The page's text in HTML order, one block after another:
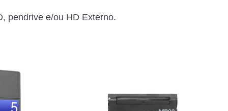
pendrive e/ou HD Externo.